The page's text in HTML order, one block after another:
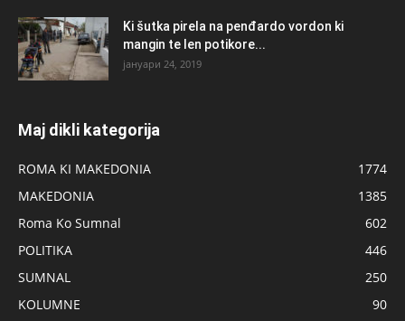
Ki šutka pirela na penđardo vordon ki
mangin te len potikore...
јануари 24, 2019
Maj dikli kategorija
ROMA KI MAKEDONIA
1774
MAKEDONIA
1385
Roma Ko Sumnal
602
POLITIKA
446
SUMNAL
250
KOLUMNE
90